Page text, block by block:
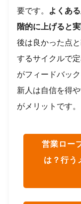
要です。 よくあ
階的に上げると
後は良かった点
するサイクルで
がフィードバッ
新人は自信を得
がメリットです。
営業ロー
は？行う